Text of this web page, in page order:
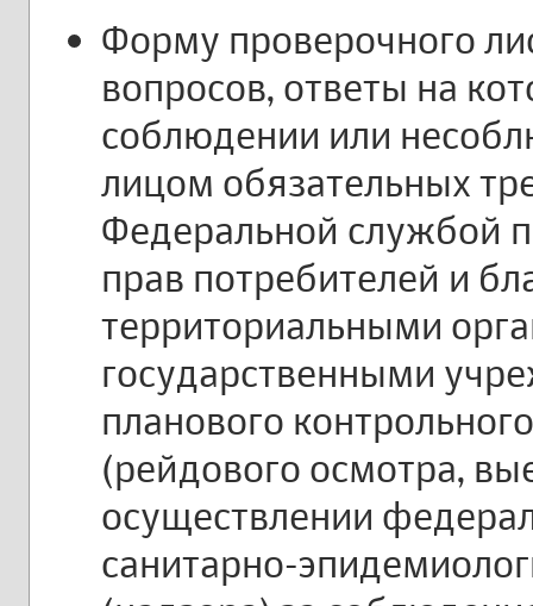
Форму проверочного
вопросов, ответы на
соблюдении или
лицом обязательных
Федеральной службой
прав потребителей и
территориальными
государственными
планового
(рейдового осмотра,
осуществлении
санитарно-